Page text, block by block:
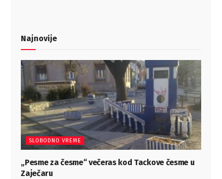
Najnovije
SLOBODNO VREME
„Pesme za česme“ večeras kod Tackove česme u
Zaječaru